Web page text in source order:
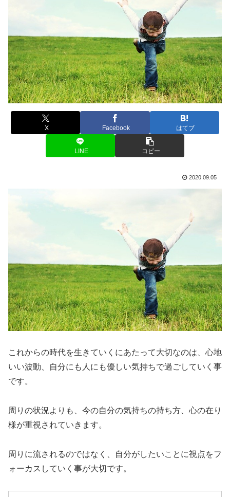
X Facebook はてブ
LINE コピー
2020.09.05
これからの時代を生きていくにあたって大切なのは、心地
いい波動、自分にも人にも優しい気持ちで過ごしていく事
です。
周りの状況よりも、今の自分の気持ちの持ち方、心の在り
様が重視されていきます。
周りに流されるのではなく、自分がしたいことに視点をフ
ォーカスしていく事が大切です。